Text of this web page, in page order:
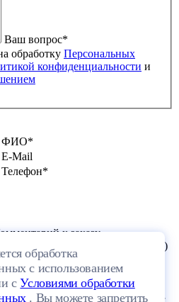
Ваш вопрос*
обработку Персональных
конфиденциальности и
обработка
с использованием
сУсловиями обработки
. Вы можете запретить
ФИО*
E-Mail
Телефон*
к заказу
или список стройматериалов)
файлов в эту область